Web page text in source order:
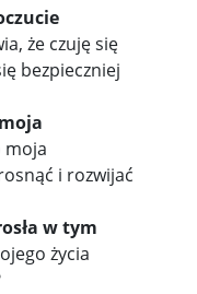
że ​​czuję się
bezpieczniej
moja
i rozwijać
w tym
życia